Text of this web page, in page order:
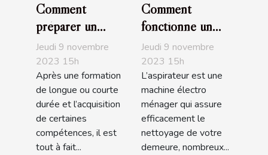
Comment
préparer un
entretien
d’embauche ?
Jeudi 9 novembre
2023 15h
Après une formation
de longue ou courte
durée et l’acquisition
de certaines
compétences, il est
tout à fait...
Comment
fonctionne un
aspirateur ?
Jeudi 9 novembre
2023 15h
L’aspirateur est une
machine électro
ménager qui assure
efficacement le
nettoyage de votre
demeure, nombreux...